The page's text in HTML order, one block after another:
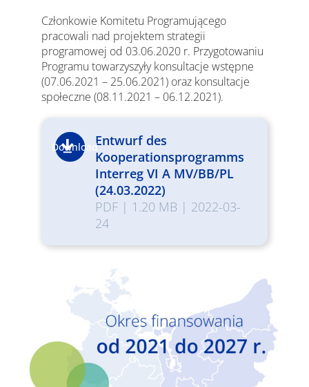
Członkowie Komitetu Programującego
pracowali nad projektem strategii
programowej od 03.06.2020 r. Przygotowaniu
Programu towarzyszyły konsultacje wstępne
(07.06.2021 – 25.06.2021) oraz konsultacje
społeczne (08.11.2021 – 06.12.2021).
DownloadEntwurf des
Kooperationsprogramms
Interreg VI A MV/BB/PL
(24.03.2022)
PDF| 1.20 MB | 2022-03-
24